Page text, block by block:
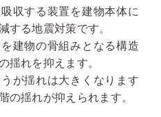
収する装置を建物本体に
する地震対策です。
建物の骨組みとなる構造
揺れを抑えます。
が揺れは大きくなります
の揺れが抑えられます。